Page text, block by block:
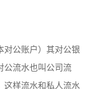
对公账户）其对公银
公流水也叫公司流
这样流水和私人流水